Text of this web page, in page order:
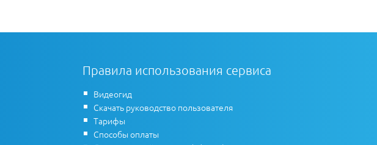
Правила использования сервиса
Видеогид
Скачать руководство пользователя
Тарифы
Способы оплаты